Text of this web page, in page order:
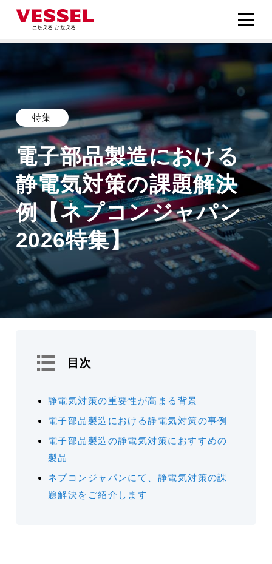
特集
電子部品製造における
静電気対策の課題解決
例【ネプコンジャパン
2026特集】
目次
静電気対策の重要性が高まる背景
電子部品製造における静電気対策の事例
電子部品製造の静電気対策におすすめの
製品
ネプコンジャパンにて、静電気対策の課
題解決をご紹介します